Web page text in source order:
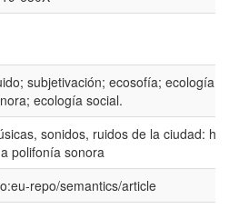
subjetivación; ecosofía; ecología
ecología social.
sonidos, ruidos de la ciudad:
polifonía sonora
repo/semantics/article